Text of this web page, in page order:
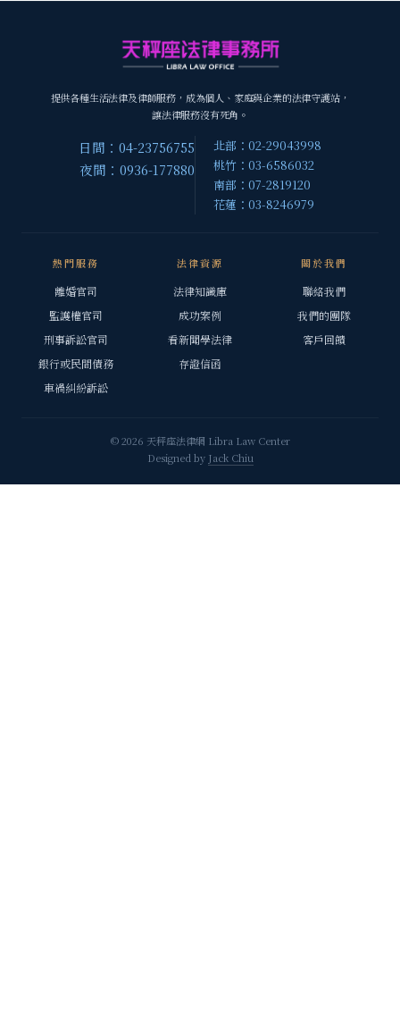
提供各種生活法律及律師服務，成為個人、家庭與企業的法律守護站，
讓法律服務沒有死角。
日間：04-23756755
夜間：0936-177880
北部：02-29043998
桃竹：03-6586032
南部：07-2819120
花蓮：03-8246979
熱門服務
離婚官司
監護權官司
刑事訴訟官司
銀行或民間債務
車禍糾紛訴訟
法律資源
法律知識庫
成功案例
看新聞學法律
存證信函
關於我們
聯絡我們
我們的團隊
客戶回饋
© 2026 天秤座法律網 Libra Law Center
Designed by Jack Chiu